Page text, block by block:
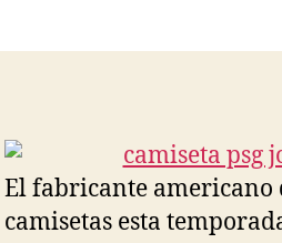
El fabricante americano
camisetas esta